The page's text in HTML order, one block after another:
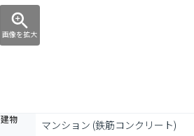
画像を拡大
建物 マンション (鉄筋コンクリート)